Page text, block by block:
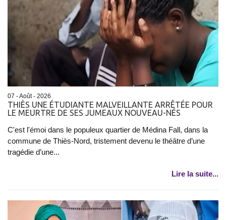
07 - Août - 2026
THIÈS UNE ÉTUDIANTE MALVEILLANTE ARRÊTÉE POUR
LE MEURTRE DE SES JUMEAUX NOUVEAU-NÉS
C'est l'émoi dans le populeux quartier de Médina Fall, dans la
commune de Thiès-Nord, tristement devenu le théâtre d’une
tragédie d’une...
Lire la suite...